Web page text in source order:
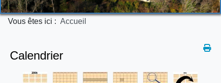
Vous êtes ici : Accueil
Calendrier